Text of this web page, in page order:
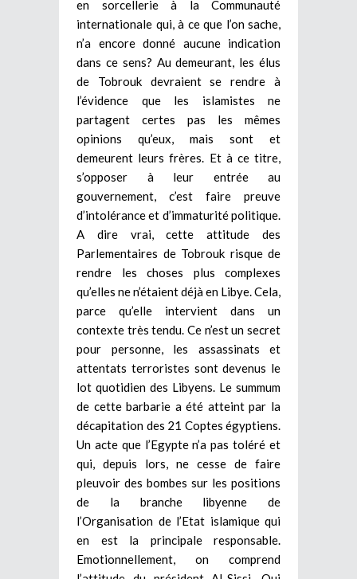
en sorcellerie à la Communauté
internationale qui, à ce que l’on sache,
n’a encore donné aucune indication
dans ce sens? Au demeurant, les élus
de Tobrouk devraient se rendre à
l’évidence que les islamistes ne
partagent certes pas les mêmes
opinions qu’eux, mais sont et
demeurent leurs frères. Et à ce titre,
s’opposer à leur entrée au
gouvernement, c’est faire preuve
d’intolérance et d’immaturité politique.
A dire vrai, cette attitude des
Parlementaires de Tobrouk risque de
rendre les choses plus complexes
qu’elles ne n’étaient déjà en Libye. Cela,
parce qu’elle intervient dans un
contexte très tendu. Ce n’est un secret
pour personne, les assassinats et
attentats terroristes sont devenus le
lot quotidien des Libyens. Le summum
de cette barbarie a été atteint par la
décapitation des 21 Coptes égyptiens.
Un acte que l’Egypte n’a pas toléré et
qui, depuis lors, ne cesse de faire
pleuvoir des bombes sur les positions
de la branche libyenne de
l’Organisation de l’Etat islamique qui
en est la principale responsable.
Emotionnellement, on comprend